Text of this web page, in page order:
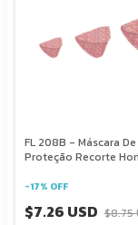
FL 208B - Máscara De
Proteção Recorte
-17% OFF
$7.26 USD $8.75